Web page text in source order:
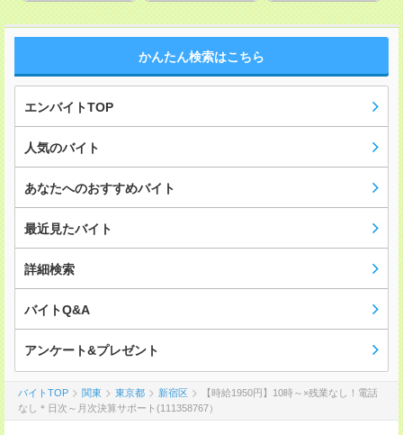
かんたん検索はこちら
エンバイトTOP
人気のバイト
あなたへのおすすめバイト
最近見たバイト
詳細検索
バイトQ&A
アンケート&プレゼント
バイトTOP 関東 東京都 新宿区
【時給1950円】10時～×残業なし！電話
なし＊日次～月次決算サポート(111358767）